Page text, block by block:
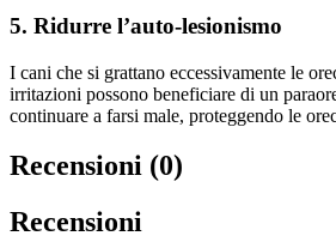
5. Ridurre l’auto-lesionismo
I cani che si grattano eccessivamente le
irritazioni possono beneficiare di un
continuare a farsi male, proteggendo le
Recensioni (0)
Recensioni